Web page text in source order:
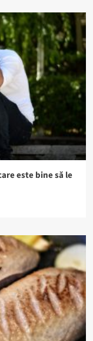
este bine să le